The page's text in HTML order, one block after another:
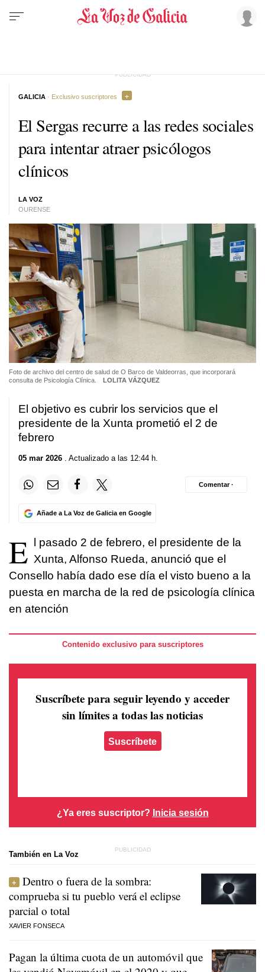
El Sergas recurre a las redes sociales
para intentar atraer psicólogos
clínicos
LA VOZ
OURENSE
GALICIA · Exclusivo suscriptores
Foto de archivo del centro de salud de O Barco de Valdeorras, que incorporará
consulta de Psicología Clínica.
LOLITA VÁZQUEZ
El objetivo es cubrir los servicios que el
presidente de la Xunta prometió el 2 de
febrero
05 mar 2026 . Actualizado a las 12:44 h.
Añade a La Voz de Galicia en Google
Comentar ·
E
l pasado 2 de febrero, el presidente de la
Xunta, Alfonso Rueda, anunció que el
Consello había dado ese día el visto bueno a la
puesta en marcha de la red de psicología clínica
en atención
Contenido exclusivo para suscriptores
Suscríbete para seguir leyendo y acceder
sin límites a todas las noticias
Suscríbete
¿Ya eres suscriptor? Inicia sesión
También en La Voz
Dentro o fuera de la sombra:
comprueba si tu pueblo verá el eclipse
parcial o total
XAVIER FONSECA
Pagan la última cuota de un automóvil que